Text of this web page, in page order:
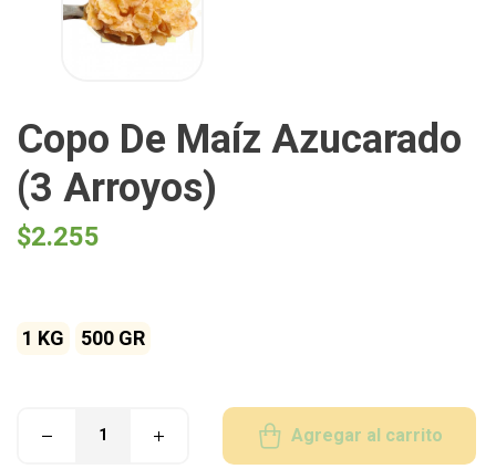
Copo De Maíz Azucarado
(3 Arroyos)
$2.255
1 KG 500 GR
Agregar al carrito